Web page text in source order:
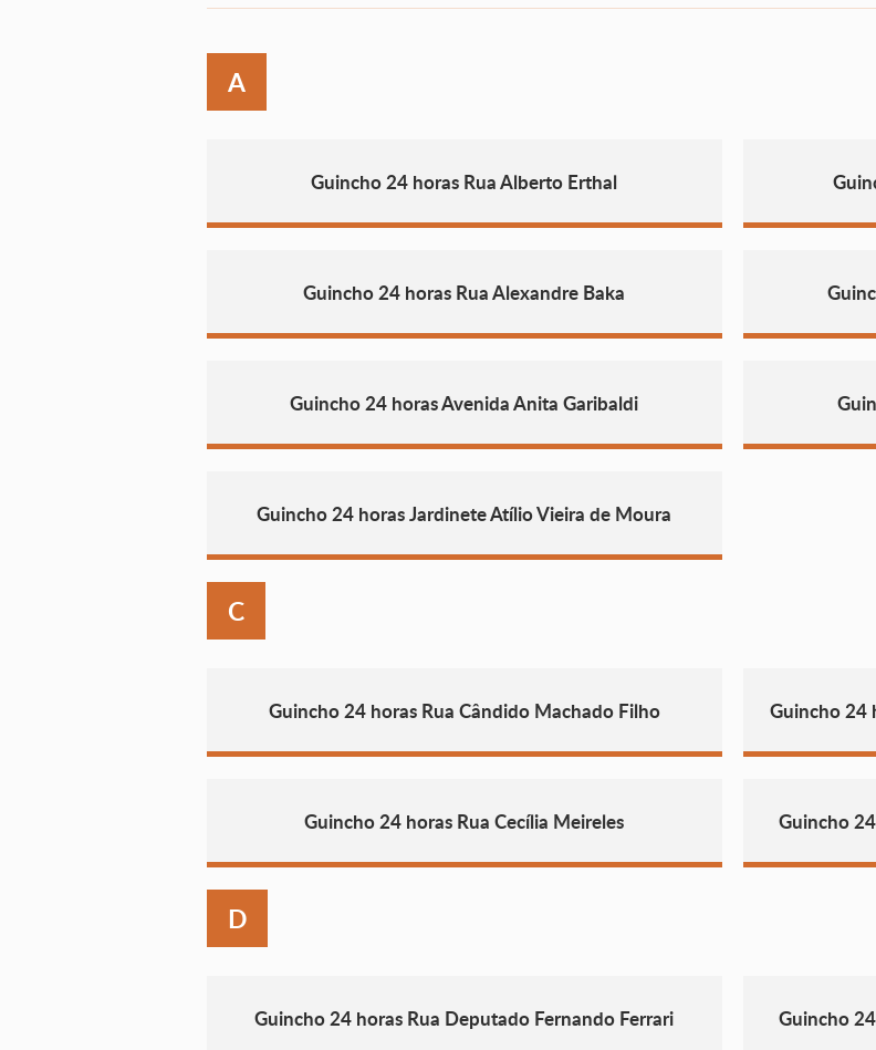
A
Guincho 24 horas Rua Alberto Erthal
Guincho 24 horas Rua Alexandre Baka
Guincho 24 horas Avenida Anita Garibaldi
Guincho 24 horas Jardinete Atílio Vieira de Moura
C
Guincho 24 horas Rua Cândido Machado Filho Guincho 24
Guincho 24 horas Rua Cecília Meireles Guincho
D
Guincho 24 horas Rua Deputado Fernando Ferrari Guincho